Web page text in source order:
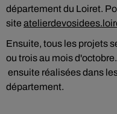
département du Loiret.
site
Ensuite, tous les projets
ou trois au mois
ensuite réalisées dans
département.